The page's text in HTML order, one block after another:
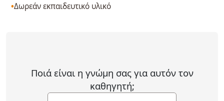
Δωρεάν εκπαιδευτικό υλικό
Ποιά είναι η γνώμη σας για αυτόν τον
καθηγητή;